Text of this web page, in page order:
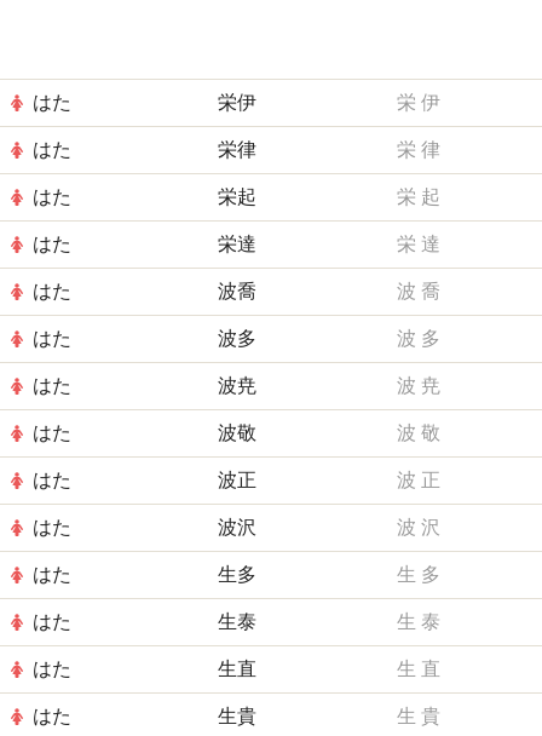
はた 栄伊 栄 伊
はた 栄律 栄 律
はた 栄起 栄 起
はた 栄達 栄 達
はた 波喬 波 喬
はた 波多 波 多
はた 波尭 波 尭
はた 波敬 波 敬
はた 波正 波 正
はた 波沢 波 沢
はた 生多 生 多
はた 生泰 生 泰
はた 生直 生 直
はた 生貴 生 貴